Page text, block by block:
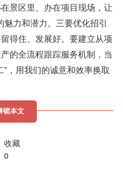
景区里、办在项目现场，让
力和潜力。三要优化招引
得住、发展好。要建立从项
的全流程跟踪服务机制，当
，用我们的诚意和效率换取
锁本文
收藏
0